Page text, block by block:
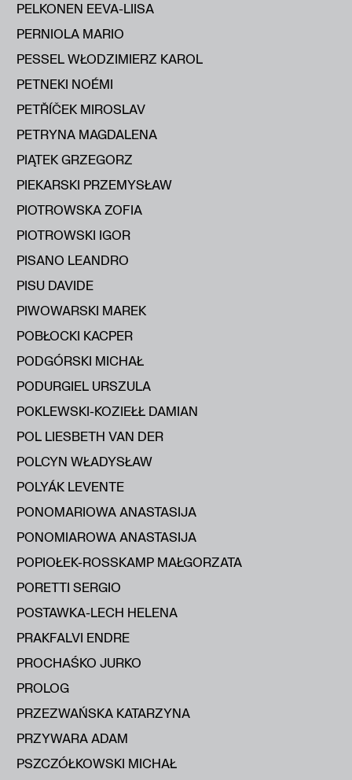
PELKONEN EEVA-LIISA
PERNIOLA MARIO
PESSEL WŁODZIMIERZ KAROL
PETNEKI NOÉMI
PETŘÍČEK MIROSLAV
PETRYNA MAGDALENA
PIĄTEK GRZEGORZ
PIEKARSKI PRZEMYSŁAW
PIOTROWSKA ZOFIA
PIOTROWSKI IGOR
PISANO LEANDRO
PISU DAVIDE
PIWOWARSKI MAREK
POBŁOCKI KACPER
PODGÓRSKI MICHAŁ
PODURGIEL URSZULA
POKLEWSKI-KOZIEŁŁ DAMIAN
POL LIESBETH VAN DER
POLCYN WŁADYSŁAW
POLYÁK LEVENTE
PONOMARIOWA ANASTASIJA
PONOMIAROWA ANASTASIJA
POPIOŁEK-ROSSKAMP MAŁGORZATA
PORETTI SERGIO
POSTAWKA-LECH HELENA
PRAKFALVI ENDRE
PROCHAŚKO JURKO
PROLOG
PRZEZWAŃSKA KATARZYNA
PRZYWARA ADAM
PSZCZÓŁKOWSKI MICHAŁ